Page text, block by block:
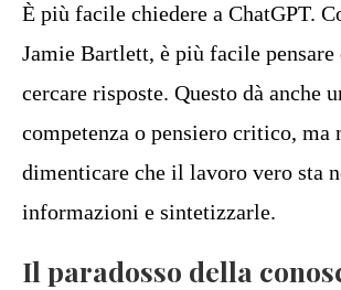
È più facile chiedere a ChatGPT.
Jamie Bartlett, è più facile pensare
cercare risposte. Questo dà anche
competenza o pensiero critico, ma
dimenticare che il lavoro vero sta
informazioni e sintetizzarle.
Il paradosso della